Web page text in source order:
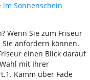
im Sonnenschein
Wenn Sie zum Friseur
anfordern können.
einen Blick darauf
mit Ihrer
Kamm über Fade